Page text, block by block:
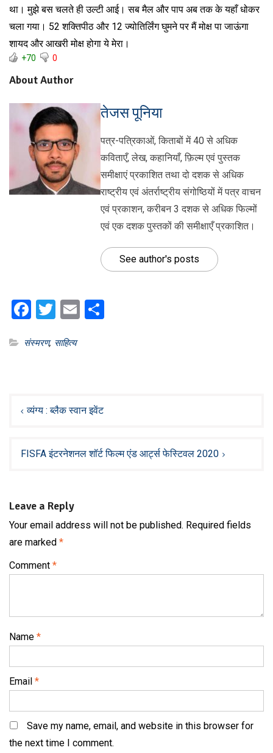
था। मुझे बस चलते ही उल्टी आई। सब मैल और पाप अब तक के यहाँ धोकर
चला गया। 52 शक्तिपीठ और 12 ज्योतिर्लिंग घुमने पर मैं मोक्ष पा जाऊंगा
शायद और आखरी मोक्ष होगा ये मेरा।
+70 0
About Author
तेजस पूनिया
पत्र-पत्रिकाओं, किताबों में 40 से अधिक
कविताएँ, लेख, कहानियाँ, फ़िल्म एवं पुस्तक
समीक्षाएं प्रकाशित तथा दो दशक से अधिक
राष्ट्रीय एवं अंतर्राष्ट्रीय संगोष्ठियों में पत्र वाचन
एवं प्रकाशन, करीबन 3 दशक से अधिक फिल्मों
एवं एक दशक पुस्तकों की समीक्षाएँ प्रकाशित।
See author's posts
Facebook
Twitter
Email
संस्मरण, साहित्य
navigation
व्यंग्य : ब्लैक स्वान इवेंट
FISFA इंटरनेशनल शॉर्ट फिल्म एंड आर्ट्स फेस्टिवल 2020
Leave a Reply
Your email address will not be published. Required fields
are marked *
Comment *
Name *
Email *
Save my name, email, and website in this browser for
the next time I comment.